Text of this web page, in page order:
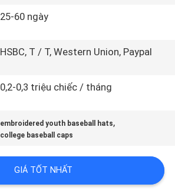
25-60 ngày
HSBC, T / T, Western Union, Paypal
0,2-0,3 triệu chiếc / tháng
embroidered youth baseball hats,
college baseball caps
GIÁ TỐT NHẤT